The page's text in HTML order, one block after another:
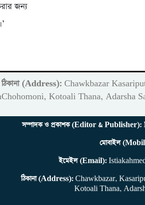
জন্য
ঠিকানা (Address): Chawkbazar
Chohomoni, Kotoali Thana, Adarsha
সম্পাদক ও প্রকাশক (Editor & Publisher):
মোবাইল
ইমেইল (Email):
ঠিকানা (Address): Chawkbazar,
Kotoali Thana,